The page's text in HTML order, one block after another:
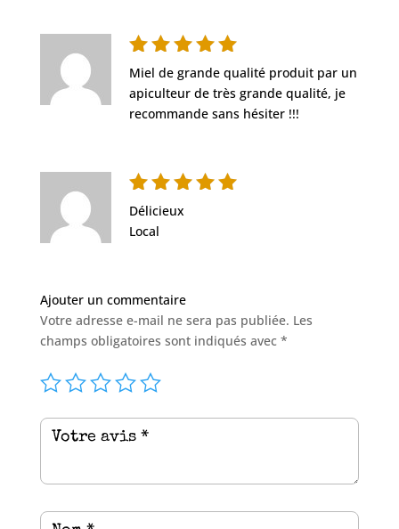
Note5
sur 5
Miel de grande qualité produit par un
apiculteur de très grande qualité, je
recommande sans hésiter !!!
Note
sur 5
Délicieux
Local
Ajouter un commentaire
Votre adresse e-mail ne sera pas publiée. Les
champs obligatoires sont indiqués avec *